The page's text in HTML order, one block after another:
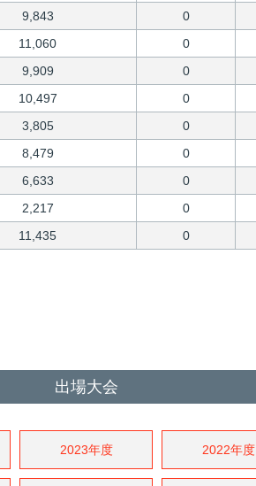
9,843 0
11,060 0
9,909 0
10,497 0
3,805 0
8,479 0
6,633 0
2,217 0
11,435 0
出場大会
2023年度 2022年度